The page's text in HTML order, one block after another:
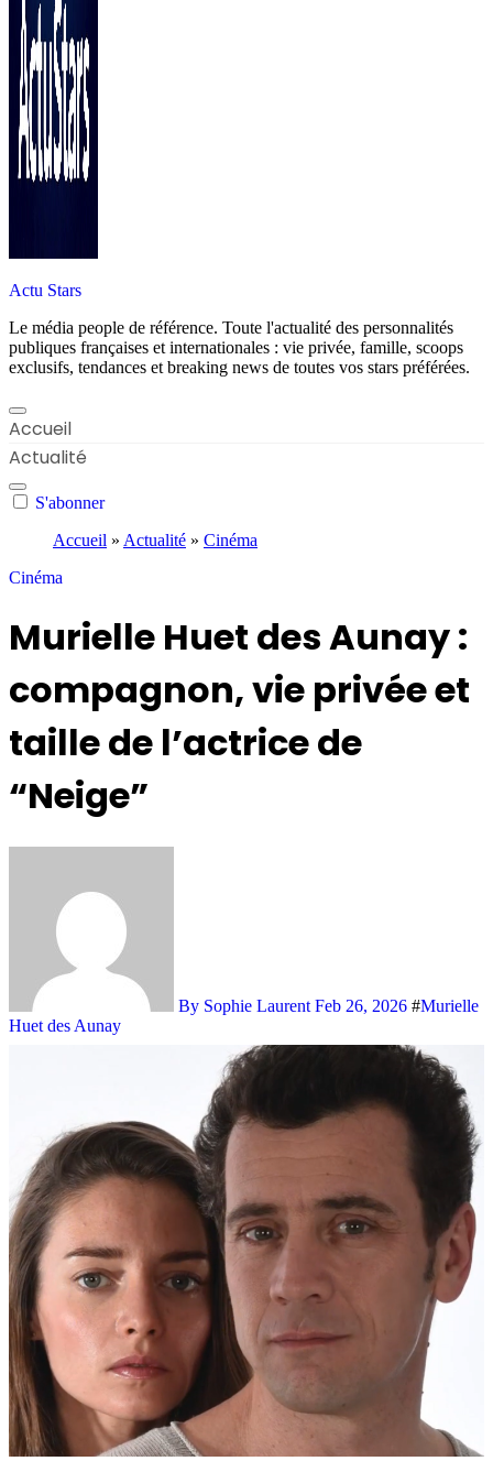
Actu Stars
Le média people de référence. Toute l'actualité des personnalités
publiques françaises et internationales : vie privée, famille, scoops
exclusifs, tendances et breaking news de toutes vos stars préférées.
Accueil
Actualité
S'abonner
Accueil » Actualité » Cinéma
Cinéma
Murielle Huet des Aunay :
compagnon, vie privée et
taille de l’actrice de
“Neige”
By Sophie Laurent Feb 26, 2026 #Murielle
Huet des Aunay